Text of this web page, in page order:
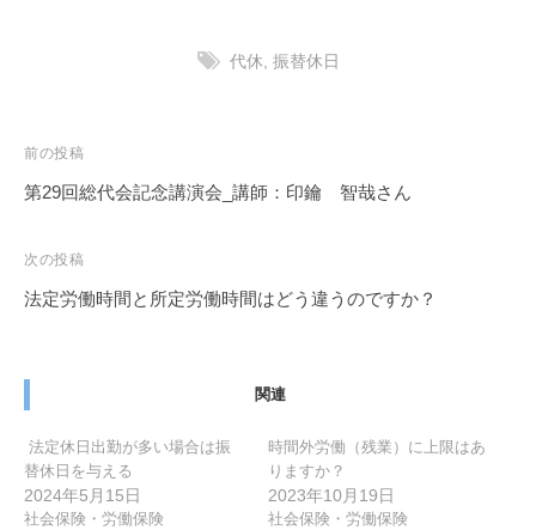
代休 振替休日
投
稿
ビ
ゲ
前の投稿
第29回総代会記念講演会_講師：印鑰 智哉さん
次の投稿
法定労働時間と所定労働時間はどう違うのですか？
関連
法定休日出勤が多い場合は振
替休日を与える
2024年5月15日
社会保険・労働保険
時間外労働（残業）に上限はあ
りますか？
2023年10月19日
社会保険・労働保険